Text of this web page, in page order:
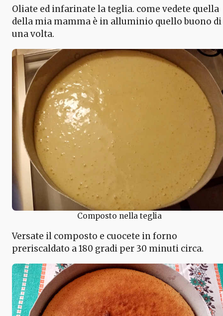
Oliate ed infarinate la teglia. come vedete quella
della mia mamma è in alluminio quello buono di
una volta.
Composto nella teglia
Versate il composto e cuocete in forno
preriscaldato a 180 gradi per 30 minuti circa.